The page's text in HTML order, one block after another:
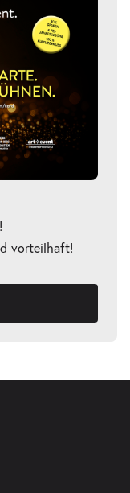
vorteilhaft!